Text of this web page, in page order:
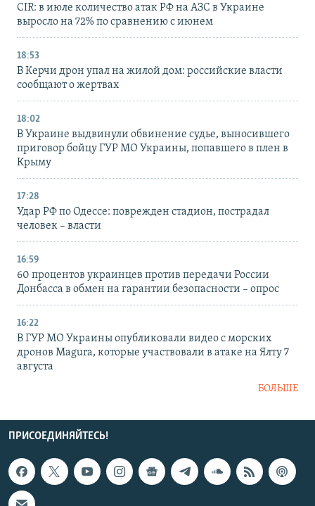
CIR: в июле количество атак РФ на АЗС в Украине
выросло на 72% по сравнению с июнем
18:53
В Керчи дрон упал на жилой дом: российские власти
сообщают о жертвах
18:02
В Украине выдвинули обвинение судье, выносившего
приговор бойцу ГУР МО Украины, попавшего в плен в
Крыму
17:28
Удар РФ по Одессе: поврежден стадион, пострадал
человек – власти
16:59
60 процентов украинцев против передачи России
Донбасса в обмен на гарантии безопасности – опрос
16:22
В ГУР МО Украины опубликовали видео с морских
дронов Magura, которые участвовали в атаке на Ялту 7
августа
БОЛЬШЕ
ПРИСОЕДИНЯЙТЕСЬ!